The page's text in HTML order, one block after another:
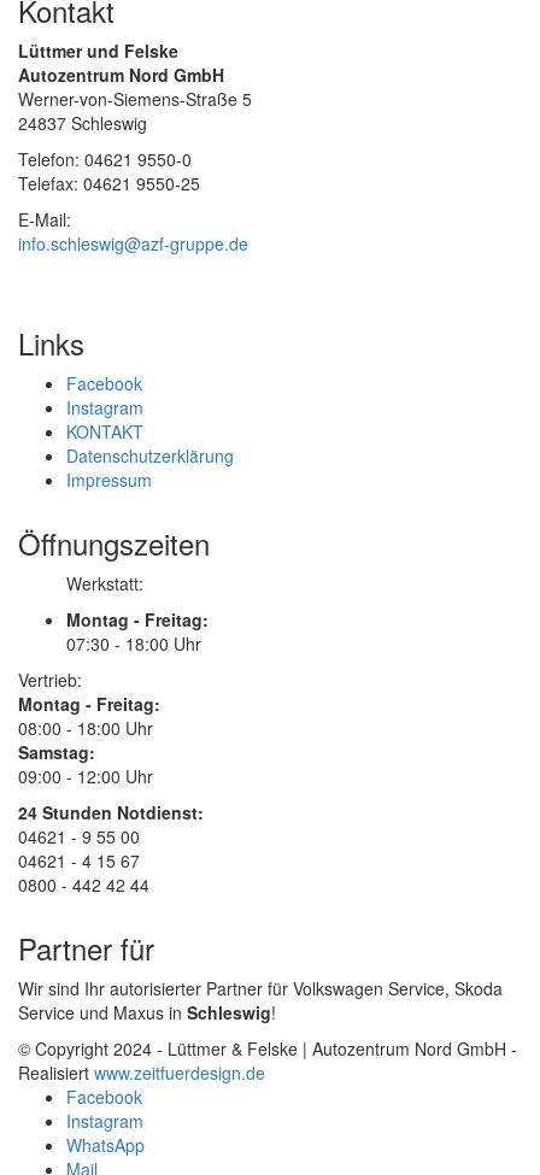
Kontakt
Lüttmer und Felske
Autozentrum Nord GmbH
Werner-von-Siemens-Straße 5
24837 Schleswig
Telefon: 04621 9550-0
Telefax: 04621 9550-25
E-Mail:
info.schleswig@azf-gruppe.de
Links
Facebook
Instagram
KONTAKT
Datenschutzerklärung
Impressum
Öffnungszeiten
Werkstatt:
Montag - Freitag:
07:30 - 18:00 Uhr
Vertrieb:
Montag - Freitag:
08:00 - 18:00 Uhr
Samstag:
09:00 - 12:00 Uhr
24 Stunden Notdienst:
04621 - 9 55 00
04621 - 4 15 67
0800 - 442 42 44
Partner für
Wir sind Ihr autorisierter Partner für Volkswagen Service, Skoda
Service und Maxus in Schleswig!
© Copyright 2024 - Lüttmer & Felske | Autozentrum Nord GmbH -
Realisiert www.zeitfuerdesign.de
Facebook
Instagram
WhatsApp
Mail